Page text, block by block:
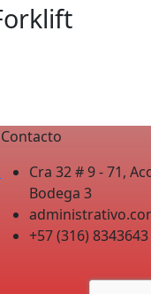
Contacto
Cra 32 # 9 - 71,
Bodega 3 ‎ ‎ ‎
+57 (316) 8343643